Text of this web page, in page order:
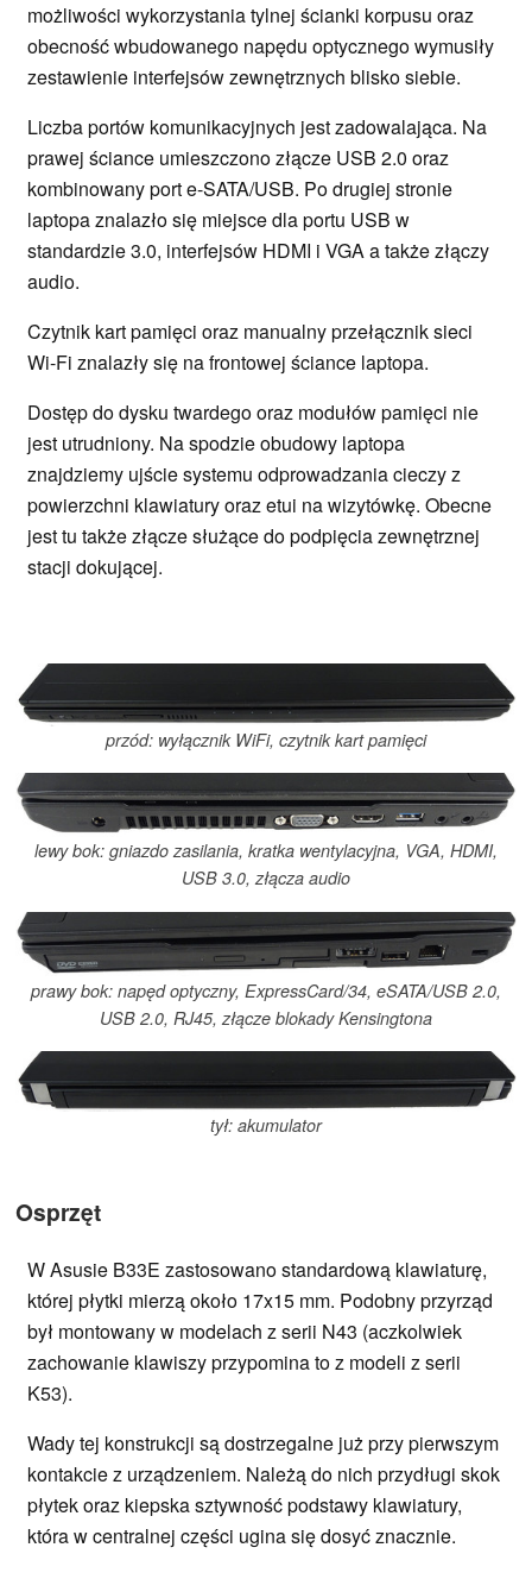
możliwości wykorzystania tylnej ścianki korpusu oraz
obecność wbudowanego napędu optycznego wymusiły
zestawienie interfejsów zewnętrznych blisko siebie.
Liczba portów komunikacyjnych jest zadowalająca. Na
prawej ściance umieszczono złącze USB 2.0 oraz
kombinowany port e-SATA/USB. Po drugiej stronie
laptopa znalazło się miejsce dla portu USB w
standardzie 3.0, interfejsów HDMI i VGA a także złączy
audio.
Czytnik kart pamięci oraz manualny przełącznik sieci
Wi-Fi znalazły się na frontowej ściance laptopa.
Dostęp do dysku twardego oraz modułów pamięci nie
jest utrudniony. Na spodzie obudowy laptopa
znajdziemy ujście systemu odprowadzania cieczy z
powierzchni klawiatury oraz etui na wizytówkę. Obecne
jest tu także złącze służące do podpięcia zewnętrznej
stacji dokującej.
przód: wyłącznik WiFi, czytnik kart pamięci
lewy bok: gniazdo zasilania, kratka wentylacyjna, VGA, HDMI,
USB 3.0, złącza audio
prawy bok: napęd optyczny, ExpressCard/34, eSATA/USB 2.0,
USB 2.0, RJ45, złącze blokady Kensingtona
tył: akumulator
Osprzęt
W Asusie B33E zastosowano standardową klawiaturę,
której płytki mierzą około 17x15 mm. Podobny przyrząd
był montowany w modelach z serii N43 (aczkolwiek
zachowanie klawiszy przypomina to z modeli z serii
K53).
Wady tej konstrukcji są dostrzegalne już przy pierwszym
kontakcie z urządzeniem. Należą do nich przydługi skok
płytek oraz kiepska sztywność podstawy klawiatury,
która w centralnej części ugina się dosyć znacznie.